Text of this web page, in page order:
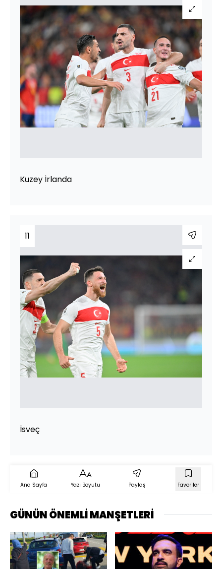
Kuzey İrlanda
11
İsveç
Ana Sayfa Yazı Boyutu Paylaş Favoriler
GÜNÜN ÖNEMLİ MANŞETLERİ